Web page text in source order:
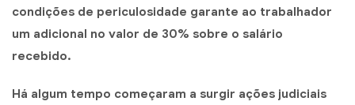
condições de periculosidade garante ao trabalhador
um adicional no valor de 30% sobre o salário
recebido.
Há algum tempo começaram a surgir ações judiciais